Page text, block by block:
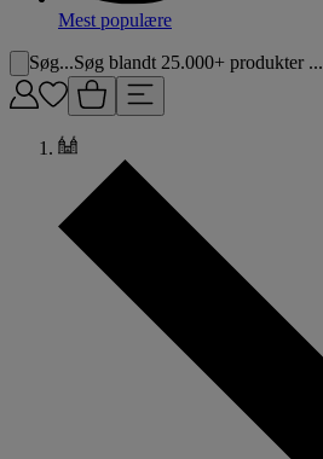
Mest populære
Søg...Søg blandt 25.000+ produkter ...